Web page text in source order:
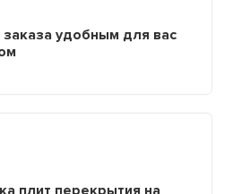
удобным для вас